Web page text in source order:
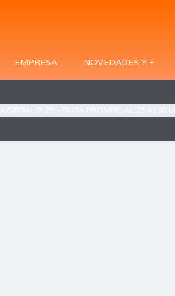
EMPRESA NOVEDADES Y +